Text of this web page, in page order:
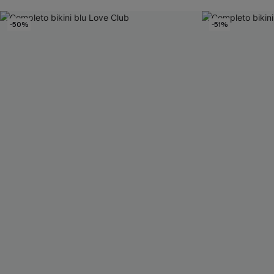
-50% -51%